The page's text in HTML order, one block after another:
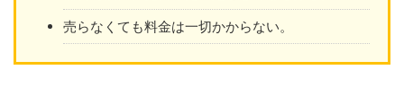
売らなくても料金は一切かからない。